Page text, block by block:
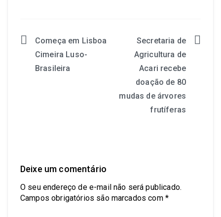
Começa em Lisboa
Cimeira Luso-
Brasileira
Secretaria de
Agricultura de
Acari recebe
doação de 80
mudas de árvores
frutíferas
Deixe um comentário
O seu endereço de e-mail não será publicado.
Campos obrigatórios são marcados com *